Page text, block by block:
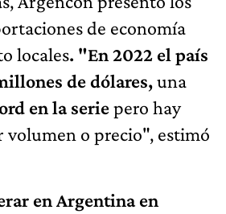
de economía
locales. "En 2022 el país
de dólares,una
en la seriepero hay
volumen o precio", estimó
en Argentina en